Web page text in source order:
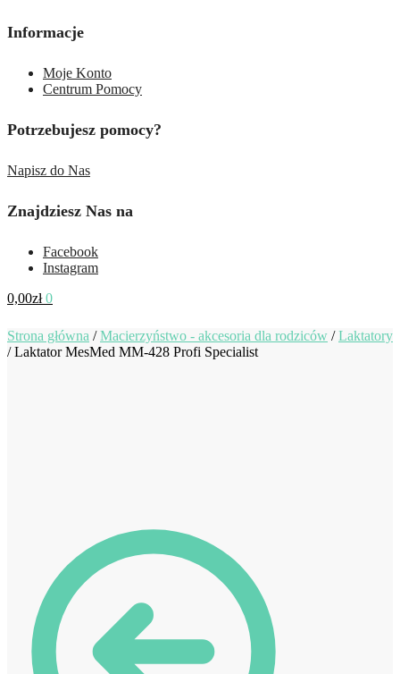
Informacje
Moje Konto
Centrum Pomocy
Potrzebujesz pomocy?
Napisz do Nas
Znajdziesz Nas na
Facebook
Instagram
0,00zł 0
Strona główna /Macierzyństwo - akcesoria dla rodziców /Laktatory
/Laktator MesMed MM-428 Profi Specialist